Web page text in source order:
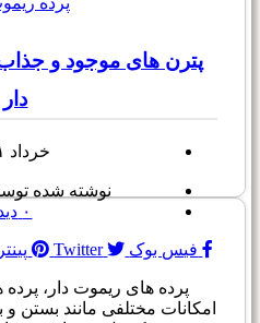
پترن های موجود و
دار
خرداد ۲۱, ۱۴۰۲
نوشته شده
۰
فیس بوک Twitter
پرده های ریموت دار،
امکانات مختلفی مانند بستن